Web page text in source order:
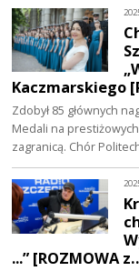
Kaczmarskiego
Zdobył 85 głównych
Medali na
zagranicą. Chór
...” [ROZMOWA